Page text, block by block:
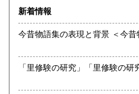
※※店舗住所※※つくば市吾妻3-
TEL:029-851-8100
■メールアドレス：
沿線名：つくばエクスプレス
最寄駅：つくば駅
定休日：不定期OPEN
新着情報
「里修験の研究」「里修験の